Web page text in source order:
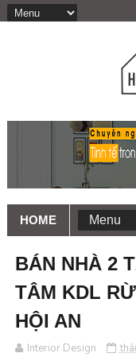
HOME
BÁN NHÀ 2
TÂM KDL
HỘI AN
Interior Design